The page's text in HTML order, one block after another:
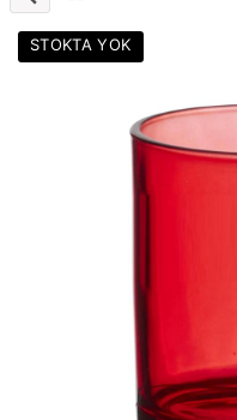
STOKTA YOK